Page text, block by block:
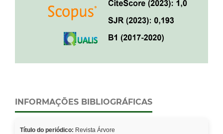
INFORMAÇÕES BIBLIOGRÁFICAS
Título do periódico: Revista Árvore